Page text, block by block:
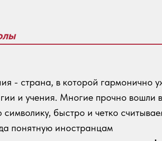
- страна, в которой гармонично
и учения. Многие прочно вошли
символику, быстро и четко
понятную иностранцам